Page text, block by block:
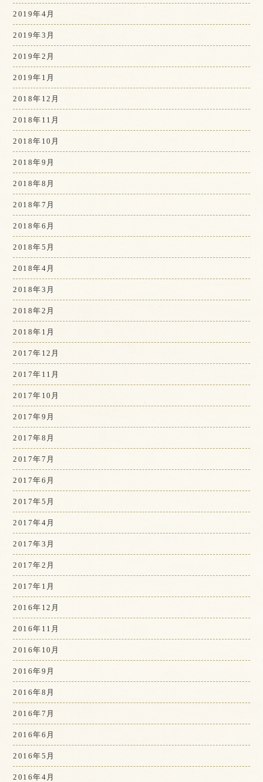
2019年4月
2019年3月
2019年2月
2019年1月
2018年12月
2018年11月
2018年10月
2018年9月
2018年8月
2018年7月
2018年6月
2018年5月
2018年4月
2018年3月
2018年2月
2018年1月
2017年12月
2017年11月
2017年10月
2017年9月
2017年8月
2017年7月
2017年6月
2017年5月
2017年4月
2017年3月
2017年2月
2017年1月
2016年12月
2016年11月
2016年10月
2016年9月
2016年8月
2016年7月
2016年6月
2016年5月
2016年4月